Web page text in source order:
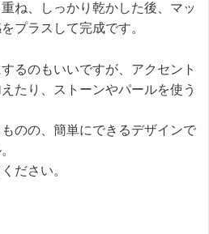
ね、しっかり乾かした後、マッ
プラスして完成です。
るのもいいですが、アクセント
たり、ストーンやパールを使う
のの、簡単にできるデザインで
ださい。